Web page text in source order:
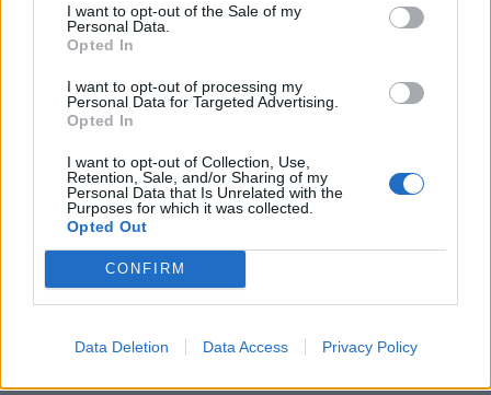
I want to opt-out of the Sale of my
Personal Data.
Opted In
I want to opt-out of processing my
Personal Data for Targeted Advertising.
Opted In
I want to opt-out of Collection, Use,
Retention, Sale, and/or Sharing of my
Personal Data that Is Unrelated with the
Purposes for which it was collected.
Opted Out
CONFIRM
Data Deletion Data Access Privacy Policy